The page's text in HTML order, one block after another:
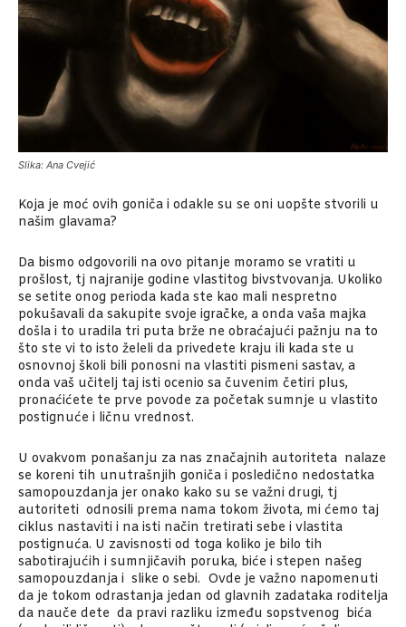
Slika: Ana Cvejić
Koja je moć ovih goniča i odakle su se oni uopšte stvorili u
našim glavama?
Da bismo odgovorili na ovo pitanje moramo se vratiti u
prošlost, tj najranije godine vlastitog bivstvovanja. Ukoliko
se setite onog perioda kada ste kao mali nespretno
pokušavali da sakupite svoje igračke, a onda vaša majka
došla i to uradila tri puta brže ne obraćajući pažnju na to
što ste vi to isto želeli da privedete kraju ili kada ste u
osnovnoj školi bili ponosni na vlastiti pismeni sastav, a
onda vaš učitelj taj isti ocenio sa čuvenim četiri plus,
pronaćićete te prve povode za početak sumnje u vlastito
postignuće i ličnu vrednost.
U ovakvom ponašanju za nas značajnih autoriteta nalaze
se koreni tih unutrašnjih goniča i posledično nedostatka
samopouzdanja jer onako kako su se važni drugi, tj
autoriteti odnosili prema nama tokom života, mi ćemo taj
ciklus nastaviti i na isti način tretirati sebe i vlastita
postignuća. U zavisnosti od toga koliko je bilo tih
sabotirajućih i sumnjičavih poruka, biće i stepen našeg
samopouzdanja i slike o sebi. Ovde je važno napomenuti
da je tokom odrastanja jedan od glavnih zadataka roditelja
da nauče dete da pravi razliku između sopstvenog bića